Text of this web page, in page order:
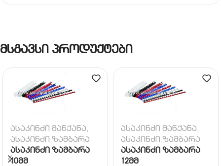
მსგავსი პროდუქტები
ასაკინძი მანქანა,
ასაკინძი ზამბარა
ასაკინძი ზამბარა
10მმ
ასაკინძი მანქანა,
ასაკინძი ზამბარა
ასაკინძი ზამბარა
12მმ